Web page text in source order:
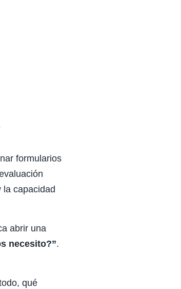
formularios
capacidad
abrir una
necesito?”.
qué